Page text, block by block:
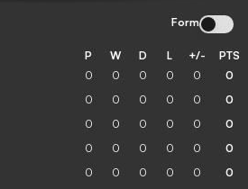
Form
P W D L +/- PTS
0 0 0 0 0 0
0 0 0 0 0 0
0 0 0 0 0 0
0 0 0 0 0 0
0 0 0 0 0 0